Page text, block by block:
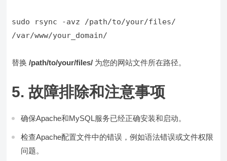
sudo rsync -avz /path/to/your/files/
/var/www/your_domain/
替换/path/to/your/files/ 为您的网站文件所在路径。
5. 故障排除和注意事项
确保Apache和MySQL服务已经正确安装和启动。
检查Apache配置文件中的错误，例如语法错误或文件权限
问题。